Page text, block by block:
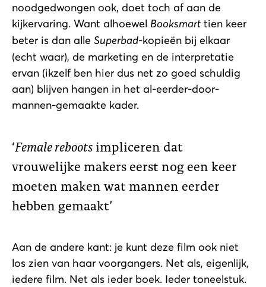
noodgedwongen ook, doet toch af aan de
kijkervaring. Want alhoewel Booksmart tien keer
beter is dan alle Superbad-kopieën bij elkaar
(echt waar), de marketing en de interpretatie
ervan (ikzelf ben hier dus net zo goed schuldig
aan) blijven hangen in het al-eerder-door-
mannen-gemaakte kader.
Female reboots impliceren dat
vrouwelijke makers eerst nog een keer
moeten maken wat mannen eerder
hebben gemaakt
Aan de andere kant: je kunt deze film ook niet
los zien van haar voorgangers. Net als, eigenlijk,
iedere film. Net als ieder boek. Ieder toneelstuk.